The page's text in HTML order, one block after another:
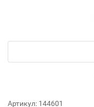
Артикул: 144601